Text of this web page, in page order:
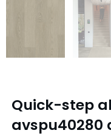
Quick-step
avspu40280